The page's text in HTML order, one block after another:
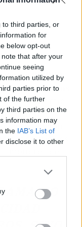
to third parties, or
for
below opt-out
that after your
seeing
utilized by
parties prior to
of the further
third parties on the
information may
the IAB’s List of
disclose it to other
ganar 87.900
ganas apenas
la economía
la redacción
económica es
NO